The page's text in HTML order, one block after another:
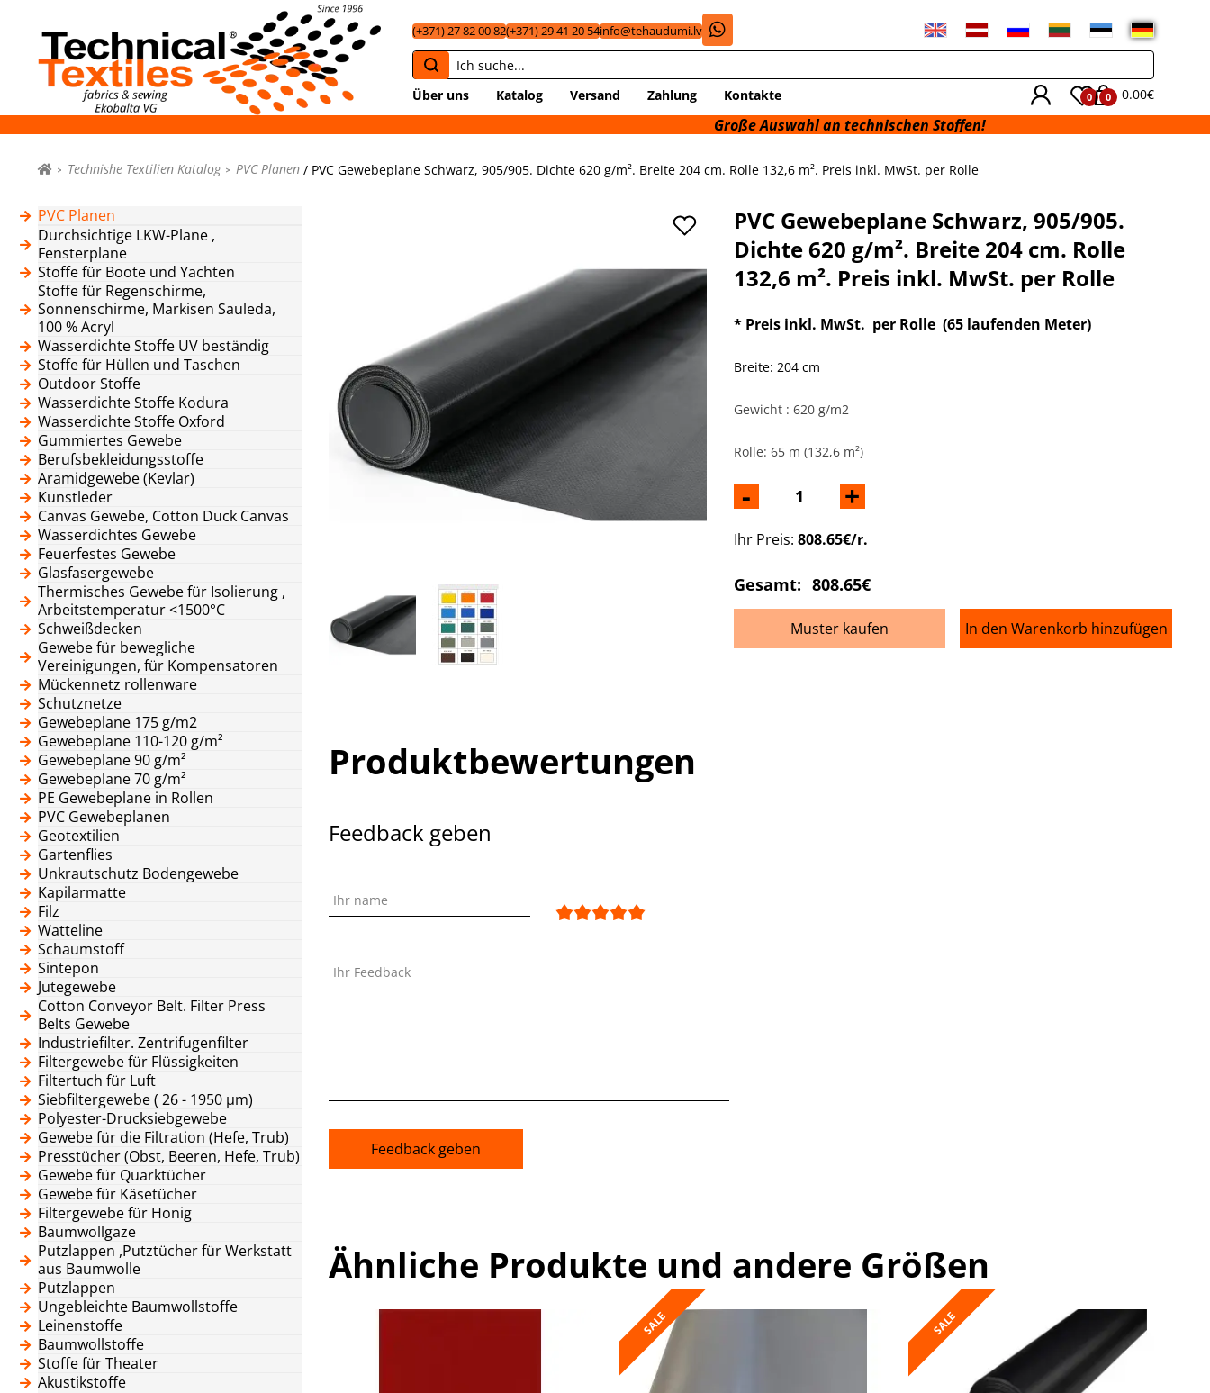
(+371) 27 82 00 82(+371) 29 41 20 54info@tehaudumi.lv
Über uns Katalog Versand Zahlung Kontakte 0 0 0.00€
Große Auswahl an technischen Stoffen!
Technishe Textilien Katalog PVC Planen / PVC Gewebeplane Schwarz, 905/905. Dichte 620 g/m². Breite 204 cm. Rolle 132,6 m². Preis inkl. MwSt. per Rolle
PVC Planen
Durchsichtige LKW-Plane ,
Fensterplane
Stoffe für Boote und Yachten
Stoffe für Regenschirme,
Sonnenschirme, Markisen Sauleda,
100 % Acryl
Wasserdichte Stoffe UV beständig
Stoffe für Hüllen und Taschen
Outdoor Stoffe
Wasserdichte Stoffe Kodura
Wasserdichte Stoffe Oxford
Gummiertes Gewebe
Berufsbekleidungsstoffe
Aramidgewebe (Kevlar)
Kunstleder
Canvas Gewebe, Cotton Duck Canvas
Wasserdichtes Gewebe
Feuerfestes Gewebe
Glasfasergewebe
Thermisches Gewebe für Isolierung ,
Arbeitstemperatur <1500°C
Schweißdecken
Gewebe für bewegliche
Vereinigungen, für Kompensatoren
Mückennetz rollenware
Schutznetze
Gewebeplane 175 g/m2
Gewebeplane 110-120 g/m²
Gewebeplane 90 g/m²
Gewebeplane 70 g/m²
PE Gewebeplane in Rollen
PVC Gewebeplanen
Geotextilien
Gartenflies
Unkrautschutz Bodengewebe
Kapilarmatte
Filz
Watteline
Schaumstoff
Sintepon
Jutegewebe
Cotton Conveyor Belt. Filter Press
Belts Gewebe
Industriefilter. Zentrifugenfilter
Filtergewebe für Flüssigkeiten
Filtertuch für Luft
Siebfiltergewebe ( 26 - 1950 μm)
Polyester-Drucksiebgewebe
Gewebe für die Filtration (Hefe, Trub)
Presstücher (Obst, Beeren, Hefe, Trub)
Gewebe für Quarktücher
Gewebe für Käsetücher
Filtergewebe für Honig
Baumwollgaze
Putzlappen ,Putztücher für Werkstatt
aus Baumwolle
Putzlappen
Ungebleichte Baumwollstoffe
Leinenstoffe
Baumwollstoffe
Stoffe für Theater
Akustikstoffe
PVC Gewebeplane Schwarz, 905/905.
Dichte 620 g/m². Breite 204 cm. Rolle
132,6 m². Preis inkl. MwSt. per Rolle
* Preis inkl. MwSt. per Rolle (65 laufenden Meter)
Breite: 204 cm
Gewicht : 620 g/m2
Rolle: 65 m (132,6 m²)
- +
Ihr Preis: 808.65€/r.
Gesamt: 808.65€
Muster kaufen In den Warenkorb hinzufügen
Produktbewertungen
Feedback geben
Ihr name
Ihr Feedback
Feedback geben
Ähnliche Produkte und andere Größen
SALE SALE